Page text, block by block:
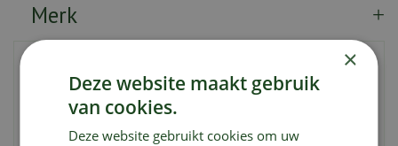
Merk
173315
EAN code
4078500023672
×
Deze website maakt gebruik
van cookies.
Deze website gebruikt cookies om uw